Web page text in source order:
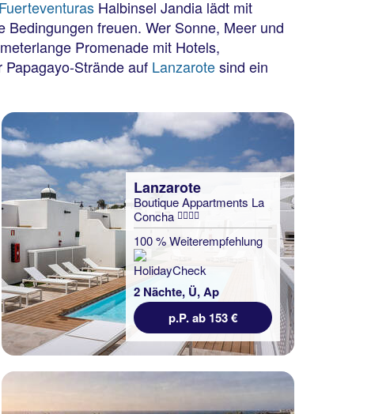
Fuerteventuras Halbinsel Jandia lädt mit
freuen. Wer Sonne, Meer und
Promenade mit Hotels,
Strände auf Lanzarotesind ein
Lanzarote
Boutique Appartments La
Concha
100 % Weiterempfehlung
2 Nächte, Ü, Ap
p.P. ab 153 €